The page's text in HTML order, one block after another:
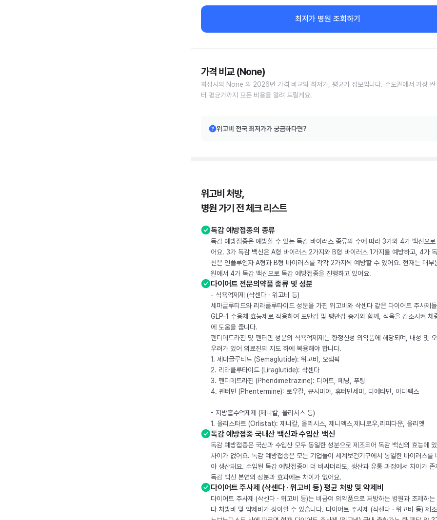
최저가 병원 조회하기
가격 비교 (None)
화성시의 None 의 2026년 가격 비교와 최저가, 평균가 정보입니다. 수도권에서 가장 싼
터 평균가까지 모든 비용을 알려 드릴게요.
위고비 전국 최저가가 궁금하다면?
위고비 처방,
병원 가기 전 체크 리스트
독감 예방접종의 종류
독감 예방접종은 예방할 수 있는 독감 바이러스 종류의 수에 따라 3가와 4가 백신으로
어요. 3가 독감 백신은 A형 바이러스 2가지와 B형 바이러스 1가지를 예방하고, 4가
신은 인플루엔자 A형과 B형 바이러스를 각각 2가지씩 예방할 수 있어요. 현재는 대부
원에서 4가 독감 백신으로 독감 예방접종을 진행하고 있어요.
다이어트 전문의약품 종류 및 성분
- 식욕억제제 (삭센다 · 위고비 등)
세마글루티드와 리라클루타이드 성분을 가진 위고비와 삭센다 같은 다이어트 주사제
GLP-1 수용체 효능제로 작용하여 포만감 및 팽만감 증가와 함께, 식욕을 감소시켜 체
에 도움을 줍니다.
펜디메트라진 및 펜터민 성분의 식욕억제제는 향정신성 의약품에 해당되며, 내성 및
우려가 있어 의료진의 지도 하에 복용해야 합니다.
1. 세마글루티드 (Semaglutide): 위고비, 오젬픽
2. 리라클루타이드 (Liraglutide): 삭센다
3. 펜디메트라진 (Phendimetrazine): 디어트, 페닝, 푸링
4. 펜터민 (Phentermine): 로우칼, 큐시미아, 휴터민세미, 디에타민, 아디펙스
- 지방흡수억제제 (제니칼, 올리시스 등)
1. 올리스타트 (Orlistat): 제니칼, 올리시스, 제니엑스,제니로우,리피다운, 올리엣
독감 예방접종 국내산 백신과 수입산 백신
독감 예방접종은 국산과 수입산 모두 동일한 성분으로 제조되어 독감 백신의 효능에
차이가 없어요. 독감 예방접종은 모든 기업들이 세계보건기구에서 동일한 바이러스를
아 생산돼요. 수입된 독감 예방접종이 더 비싸더라도, 생산과 유통 과정에서 차이가 존
독감 백신 본연의 성분과 효과에는 차이가 없어요.
다이어트 주사제 (삭센다 · 위고비 등) 평균 처방 및 약제비
다이어트 주사제 (삭센다 · 위고비 등)는 비급여 의약품으로 처방하는 병원과 조제하는
다 처방비 및 약제비가 상이할 수 있습니다. 다이어트 주사제 (삭센다 · 위고비 등) 제